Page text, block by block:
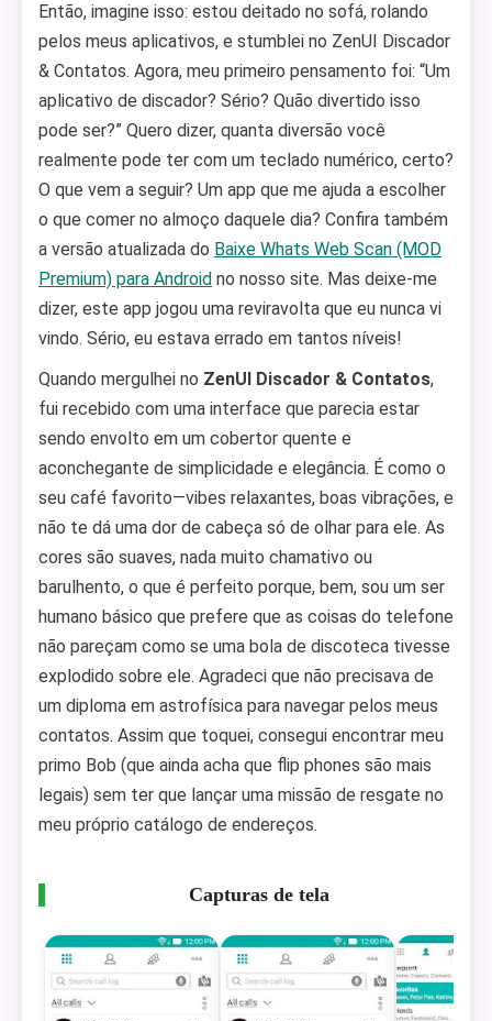
Então, imagine isso: estou deitado no sofá, rolando
pelos meus aplicativos, e stumblei no ZenUI Discador
& Contatos. Agora, meu primeiro pensamento foi: “Um
aplicativo de discador? Sério? Quão divertido isso
pode ser?” Quero dizer, quanta diversão você
realmente pode ter com um teclado numérico, certo?
O que vem a seguir? Um app que me ajuda a escolher
o que comer no almoço daquele dia? Confira também
a versão atualizada do Baixe Whats Web Scan (MOD
Premium) para Android no nosso site. Mas deixe-me
dizer, este app jogou uma reviravolta que eu nunca vi
vindo. Sério, eu estava errado em tantos níveis!
Quando mergulhei no ZenUI Discador & Contatos,
fui recebido com uma interface que parecia estar
sendo envolto em um cobertor quente e
aconchegante de simplicidade e elegância. É como o
seu café favorito—vibes relaxantes, boas vibrações, e
não te dá uma dor de cabeça só de olhar para ele. As
cores são suaves, nada muito chamativo ou
barulhento, o que é perfeito porque, bem, sou um ser
humano básico que prefere que as coisas do telefone
não pareçam como se uma bola de discoteca tivesse
explodido sobre ele. Agradeci que não precisava de
um diploma em astrofísica para navegar pelos meus
contatos. Assim que toquei, consegui encontrar meu
primo Bob (que ainda acha que flip phones são mais
legais) sem ter que lançar uma missão de resgate no
meu próprio catálogo de endereços.
Capturas de tela